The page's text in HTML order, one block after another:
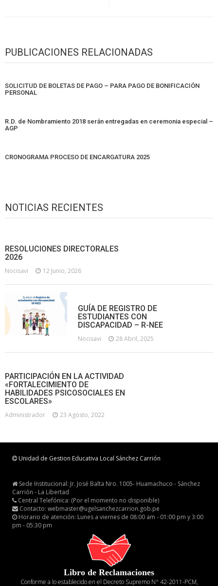
PUBLICACIONES RELACIONADAS
SOLICITUD DE BOLETAS DE PAGO – PARA PAGO DE BONIFICACIÓN
PERSONAL
R.D. de Nombramiento 2018 serán entregadas en ceremonia especial –
AGP
CRONOGRAMA PROCESO DE ENCARGATURA 2025
NOTICIAS RECIENTES
RESOLUCIONES DIRECTORALES
2026
Nocisavi 12 Junio, 2026
GUÍA DE REGISTRO DE
ESTUDIANTES CON
DISCAPACIDAD – R-NEE
Nocisavi 28 Abril, 2025
PARTICIPACIÓN EN LA ACTIVIDAD
«FORTALECIMIENTO DE
HABILIDADES PSICOSOCIALES EN
ESCOLARES»
Administrador 23 Agosto, 2022
Unidad de Gestion Educativa Local Sánchez Carrión
Sede Institucional: Jr. José Balta Nro. 1005- Huamachuco - Sánchez
Carrión - La Libertad
Central Telefónica: (Por el momento no disponible)
Contacto: webmaster@ugelsanchezcarrion.gob.pe
Horario de atención: Lunes a viernes de 08:00 am - 01:00 pm y 3:00
pm - 05:30 pm
Libro de Reclamaciones
Conforme a lo establecido en el Decreto Supremo N° 42-2011-PCM,